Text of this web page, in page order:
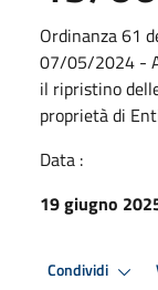
Ordinanza 61
07/05/2024 -
il ripristino
proprietà di
Data :
19 giugno
Condividi